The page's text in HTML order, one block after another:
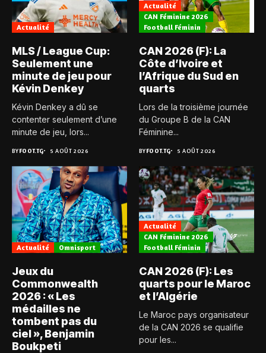
Actualité
MLS / League Cup:
Seulement une
minute de jeu pour
Kévin Denkey
Kévin Denkey a dû se
contenter seulement d’une
minute de jeu, lors...
BYFOOT.TG 5 AOÛT 2026
Actualité
CAN Féminine 2026
Football Féminin
CAN 2026 (F): La
Côte d’Ivoire et
l’Afrique du Sud en
quarts
Lors de la troisième journée
du Groupe B de la CAN
Féminine...
BYFOOT.TG 5 AOÛT 2026
Actualité Omnisport
Jeux du
Commonwealth
2026 : « Les
médailles ne
tombent pas du
ciel », Benjamin
Boukpeti
Actualité
CAN Féminine 2026
Football Féminin
CAN 2026 (F): Les
quarts pour le Maroc
et l’Algérie
Le Maroc pays organisateur
de la CAN 2026 se qualifie
pour les...